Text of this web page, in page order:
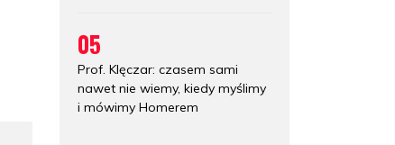
05
Prof. Klęczar: czasem sami
nawet nie wiemy, kiedy myślimy
i mówimy Homerem